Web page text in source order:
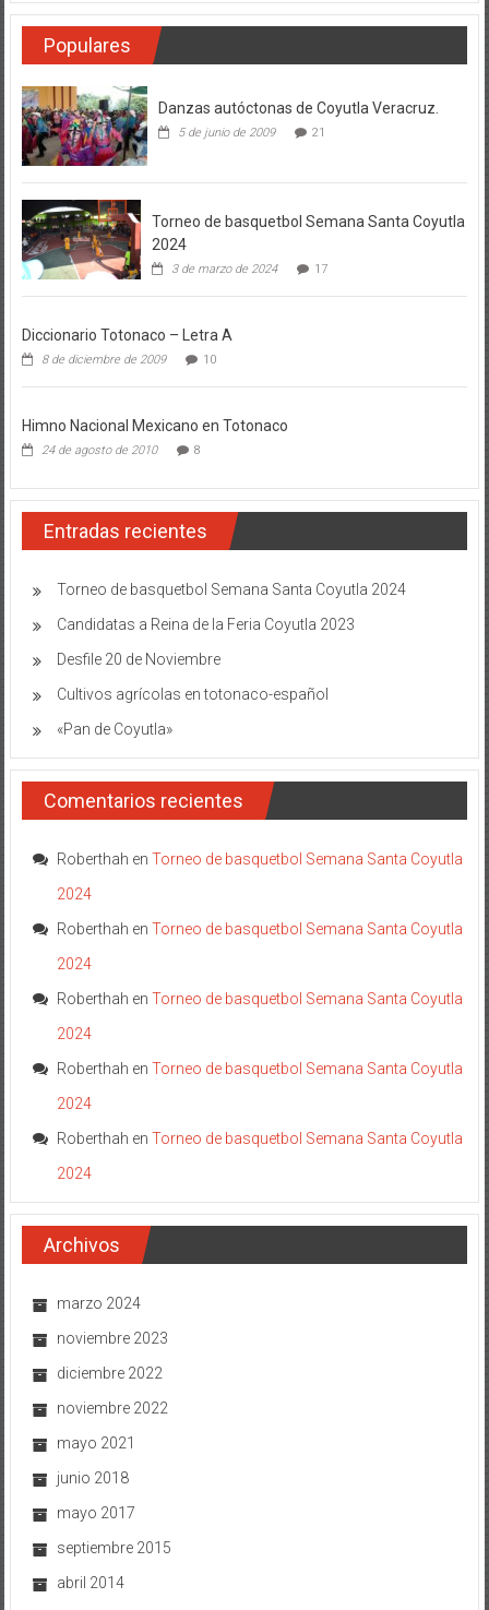
Populares
Danzas autóctonas de Coyutla Veracruz.
5 de junio de 2009 21
Torneo de basquetbol Semana Santa Coyutla
2024
3 de marzo de 2024 17
Diccionario Totonaco – Letra A
8 de diciembre de 2009 10
Himno Nacional Mexicano en Totonaco
24 de agosto de 2010 8
Entradas recientes
Torneo de basquetbol Semana Santa Coyutla 2024
Candidatas a Reina de la Feria Coyutla 2023
Desfile 20 de Noviembre
Cultivos agrícolas en totonaco-español
«Pan de Coyutla»
Comentarios recientes
Roberthah en Torneo de basquetbol Semana Santa Coyutla
2024
Roberthah en Torneo de basquetbol Semana Santa Coyutla
2024
Roberthah en Torneo de basquetbol Semana Santa Coyutla
2024
Roberthah en Torneo de basquetbol Semana Santa Coyutla
2024
Roberthah en Torneo de basquetbol Semana Santa Coyutla
2024
Archivos
marzo 2024
noviembre 2023
diciembre 2022
noviembre 2022
mayo 2021
junio 2018
mayo 2017
septiembre 2015
abril 2014